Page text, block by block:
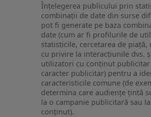
Înțelegerea publicului prin
combinații de date din surse
pot fi generate pe baza
date (cum ar fi profilurile de
statisticile, cercetarea de piață,
cu privire la interacțiunile dvs.
utilizatori cu conținut publicitar
caracter publicitar) pentru a
caracteristicile comune (de
determina care audiențe țintă
la o campanie publicitară sau
conținut).